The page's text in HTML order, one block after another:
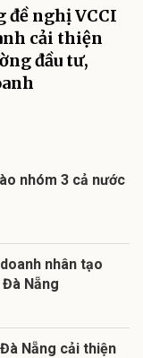
đề nghị VCCI
cải thiện
đầu tư,
nhóm 3 cả nước
nhân tạo
Nẵng
Nẵng cải thiện